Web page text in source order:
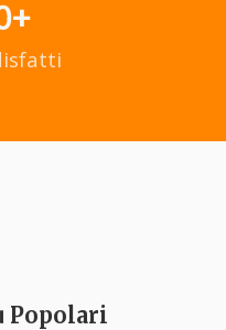
+
Popolari